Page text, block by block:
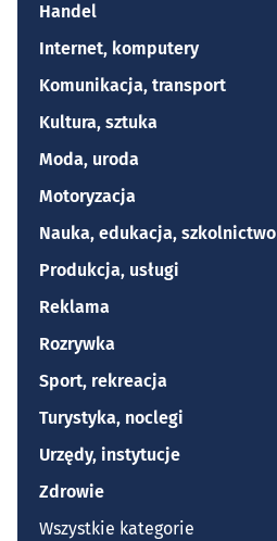
Handel
Internet, komputery
Komunikacja, transport
Kultura, sztuka
Moda, uroda
Motoryzacja
Nauka, edukacja, szkolnictwo
Produkcja, usługi
Reklama
Rozrywka
Sport, rekreacja
Turystyka, noclegi
Urzędy, instytucje
Zdrowie
Wszystkie kategorie